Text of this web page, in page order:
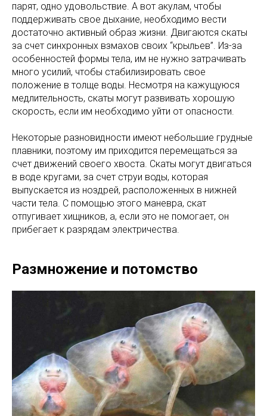
парят, одно удовольствие. А вот акулам, чтобы
поддерживать свое дыхание, необходимо вести
достаточно активный образ жизни. Двигаются скаты
за счет синхронных взмахов своих “крыльев”. Из-за
особенностей формы тела, им не нужно затрачивать
много усилий, чтобы стабилизировать свое
положение в толще воды. Несмотря на кажущуюся
медлительность, скаты могут развивать хорошую
скорость, если им необходимо уйти от опасности.
Некоторые разновидности имеют небольшие грудные
плавники, поэтому им приходится перемещаться за
счет движений своего хвоста. Скаты могут двигаться
в воде кругами, за счет струи воды, которая
выпускается из ноздрей, расположенных в нижней
части тела. С помощью этого маневра, скат
отпугивает хищников, а, если это не помогает, он
прибегает к разрядам электричества.
Размножение и потомство